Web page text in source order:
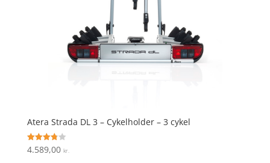
Atera Strada DL 3 – Cykelholder – 3 cykel
Vurderet
3.8
4.589,00 kr.